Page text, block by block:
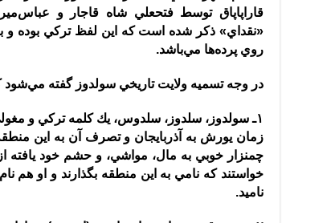
قاراپاپاق توسط فتحعلي شاه قاجار و
«نقداي» ذكر شده است كه اين لفظ تركي بوده و
روي پرده‌ها مي‌باشد.
در وجه تسميه ولايت تاريخي سولدوز گفته مي‌شود
١ـ سولدوز، سلدوز، سلدوس، يك كلمه تركي و مغولي است در شرح اين كلمه آمده كه
زمان يورش به آذربايجان و تصرف آن به اين
چمنزار خوبي به مال، مواشي، و حشم خود يافته
خواستند كه نامي به اين منطقه بگذارند و او هم
ناميد.